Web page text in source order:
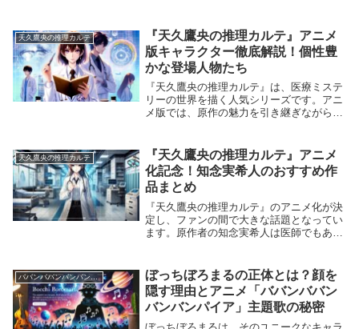
の軸や物語の進行に大きな影響を与えてい
ます。この記...
天久鷹央の推理カルテ
『天久鷹央の推理カルテ』アニメ
版キャラクター徹底解説！個性豊
かな登場人物たち
『天久鷹央の推理カルテ』は、医療ミステ
リーの世界を描く人気シリーズです。アニ
メ版では、原作の魅力を引き継ぎながら
ャラクターたちを徹底解説！それぞれの個
性や見どころを...
天久鷹央の推理カルテ
『天久鷹央の推理カルテ』アニメ
化記念！知念実希人のおすすめ作
品まとめ
『天久鷹央の推理カルテ』のアニメ化が決
定し、ファンの間で大きな話題となってい
ます。原作者の知念実希人は医師でもあ
『天久鷹央の推理カルテ』以外の知念実希
人の作品もチェッ...
ババンババンバンバンパイア
ぼっちぼろまるの正体とは？顔を
隠す理由とアニメ「ババンババン
バンバンパイア」主題歌の秘密
ぼっちぼろまるは、そのユニークなキャラ